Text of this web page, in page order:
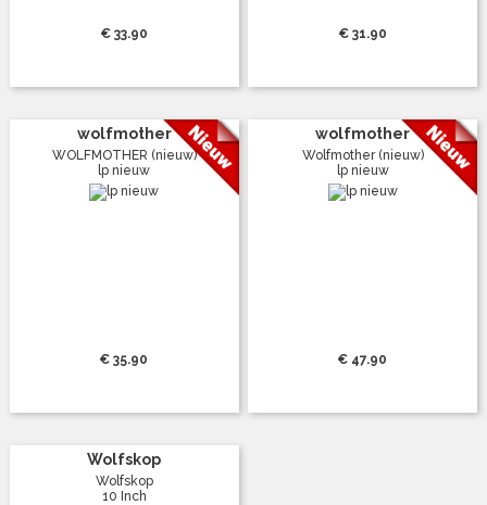
€ 33.90 € 31.90
wolfmother
WOLFMOTHER (nieuw)
lp nieuw
€ 35.90
wolfmother
Wolfmother (nieuw)
lp nieuw
€ 47.90
Wolfskop
Wolfskop
10 Inch